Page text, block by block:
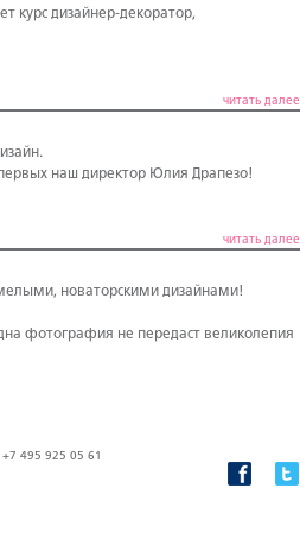
дизайнер-декоратор,
читать далее
наш директор Юлия Драпезо!
читать далее
новаторскими дизайнами!
фотография не передаст великолепия
495 925 05 61